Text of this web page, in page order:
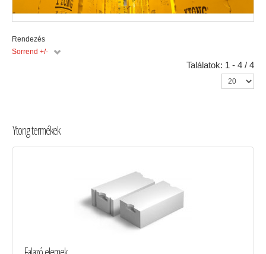
Rendezés
Sorrend +/-
Találatok: 1 - 4 / 4
Ytong termékek